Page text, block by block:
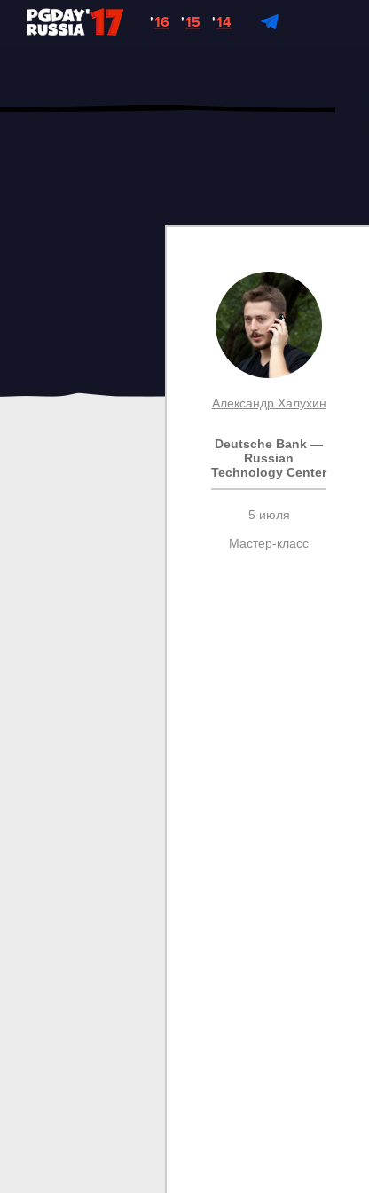
'16 '15 '14
Александр Халухин
Deutsche Bank —
Russian
Technology Center
5 июля
Мастер-класс